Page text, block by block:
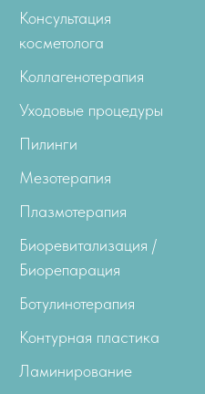
Консультация
косметолога
Коллагенотерапия
Уходовые процедуры
Пилинги
Мезотерапия
Плазмотерапия
Биоревитализация /
Биорепарация
Ботулинотерапия
Контурная пластика
Ламинирование